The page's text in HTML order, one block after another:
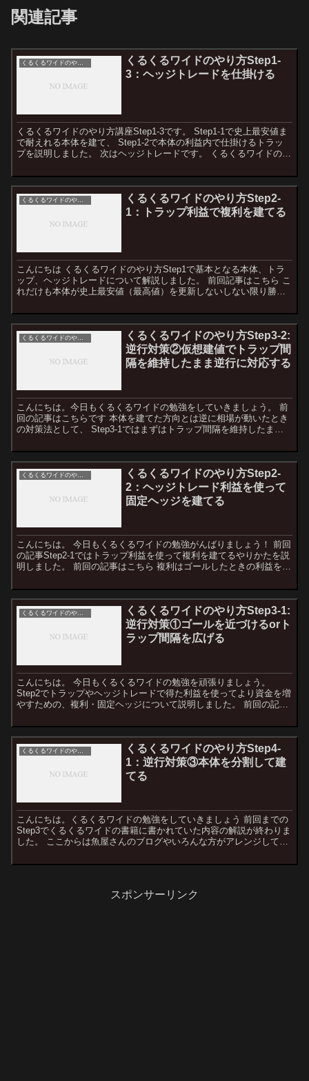
関連記事
くるくるワイドのやり方
くるくるワイドのやり方Step1-
3：ヘッジトレードを仕掛ける
くるくるワイドのやり方講座Step1-3です。 Step1-1で史上最安値ま
で耐えれる本体を建て、 Step1-2で本体の利益内で仕掛けるトラッ
プを説明しました。 次はヘッジトレードです。 くるくるワイドの基
くるくるワイドのやり方
くるくるワイドのやり方Step2-
1：トラップ利益で複利を建てる
こんにちは くるくるワイドのやり方Step1で基本となる本体、トラ
ップ、ヘッジトレードについて解説しました。 前回記事はこちら こ
れだけも本体が史上最安値（最高値）を更新しないしない限り勝つ
くるくるワイドのやり方
くるくるワイドのやり方Step3-2:
逆行対策②仮想建値でトラップ間
隔を維持したまま逆行に対応する
こんにちは。今日もくるくるワイドの勉強をしていきましょう。 前
回の記事はこちらです 本体を建てた方向とは逆に相場が動いたとき
の対策法として、 Step3-1ではまずはトラップ間隔を維持したまま
くるくるワイドのやり方
くるくるワイドのやり方Step2-
2：ヘッジトレード利益を使って
固定ヘッジを建てる
こんにちは。 今日もくるくるワイドの勉強がんばりましょう！ 前回
の記事Step2-1ではトラップ利益を使って複利を建てるやりかたを説
明しました。 前回の記事はこちら 複利はゴールしたときの利益を増
くるくるワイドのやり方
くるくるワイドのやり方Step3-1:
逆行対策①ゴールを近づけるorト
ラップ間隔を広げる
こんにちは。 今日もくるくるワイドの勉強を頑張りましょう。
Step2でトラップやヘッジトレードで得た利益を使ってより資金を増
やすための、複利・固定ヘッジについて説明しました。 前回の記事
くるくるワイドのやり方
くるくるワイドのやり方Step4-
1：逆行対策③本体を分割して建
てる
こんにちは。くるくるワイドの勉強をしていきましょう 前回までの
Step3でくるくるワイドの書籍に書かれていた内容の解説が終わりま
した。 ここからは魚屋さんのブログやいろんな方がアレンジして使
スポンサーリンク